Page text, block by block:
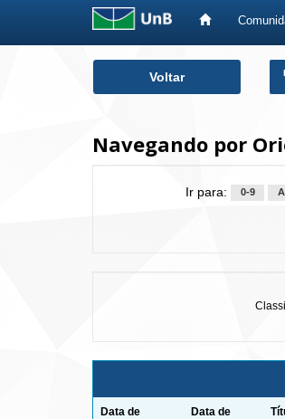
Voltar
Navegando por
Ir para: 0-9 A
Data de
Data de